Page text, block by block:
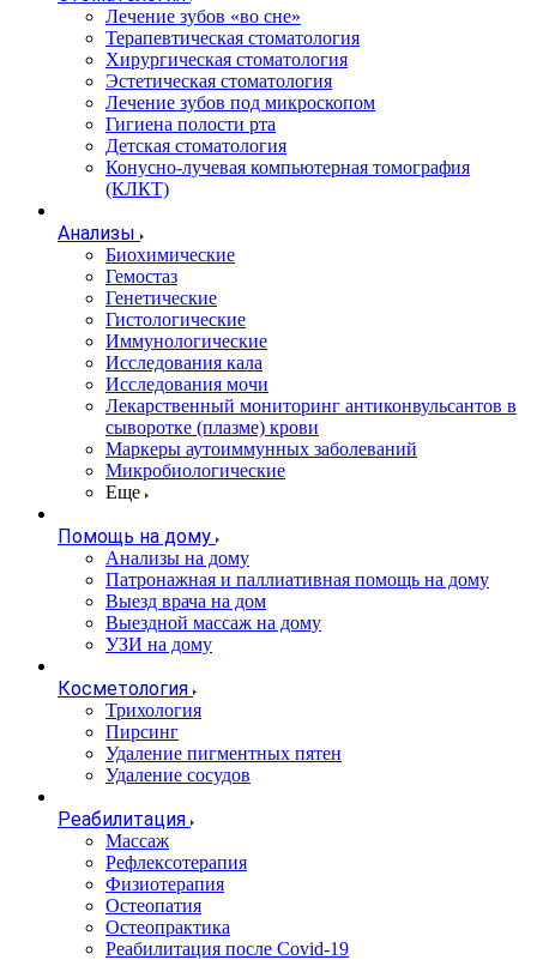
Лечение зубов «во сне»
Терапевтическая стоматология
Хирургическая стоматология
Эстетическая стоматология
Лечение зубов под микроскопом
Гигиена полости рта
Детская стоматология
Конусно-лучевая компьютерная томография
(КЛКТ)
Анализы
Биохимические
Гемостаз
Генетические
Гистологические
Иммунологические
Исследования кала
Исследования мочи
Лекарственный мониторинг антиконвульсантов в
сыворотке (плазме) крови
Маркеры аутоиммунных заболеваний
Микробиологические
Еще
Помощь на дому
Анализы на дому
Патронажная и паллиативная помощь на дому
Выезд врача на дом
Выездной массаж на дому
УЗИ на дому
Косметология
Трихология
Пирсинг
Удаление пигментных пятен
Удаление сосудов
Реабилитация
Массаж
Рефлексотерапия
Физиотерапия
Остеопатия
Остеопрактика
Реабилитация после Covid-19